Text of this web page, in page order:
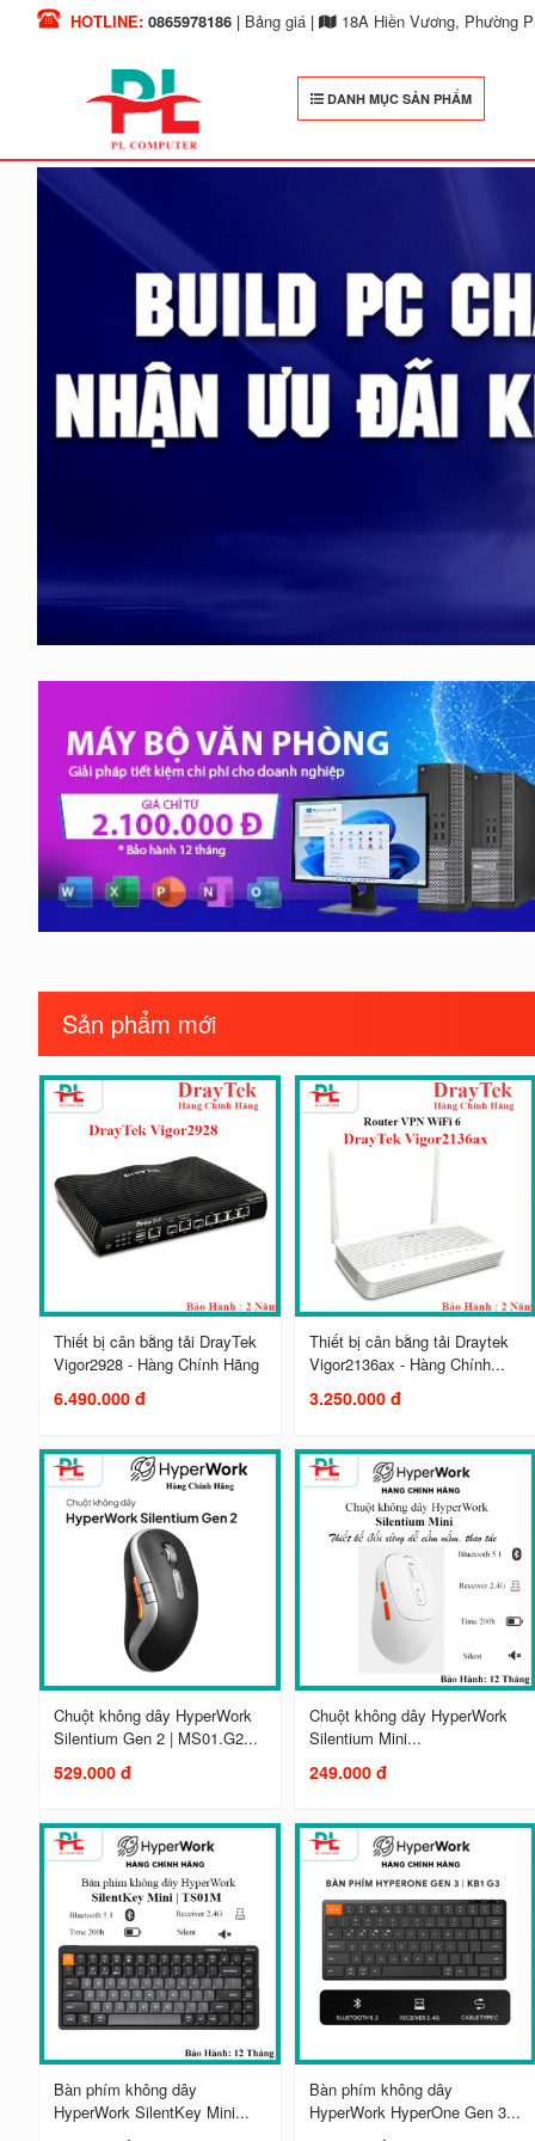
HOTLINE: 0865978186| Bảng giá| 18A Hiền Vương, Phường
DANH MỤC SẢN PHẨM
Sản phẩm mới
Thiết bị cân bằng tải DrayTek
Vigor2928 - Hàng Chính Hãng
6.490.000 đ
Thiết bị cân bằng tải Draytek
Vigor2136ax - Hàng Chính...
3.250.000 đ
Chuột không dây HyperWork
Silentium Gen 2 | MS01.G2...
529.000 đ
Chuột không dây HyperWork
Silentium Mini...
249.000 đ
Bàn phím không dây
HyperWork SilentKey Mini...
Bàn phím không dây
HyperWork HyperOne Gen 3...